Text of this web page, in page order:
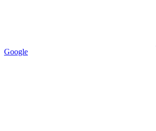
Google